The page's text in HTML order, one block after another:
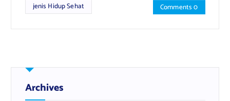
jenis Hidup Sehat Comments 0
Archives